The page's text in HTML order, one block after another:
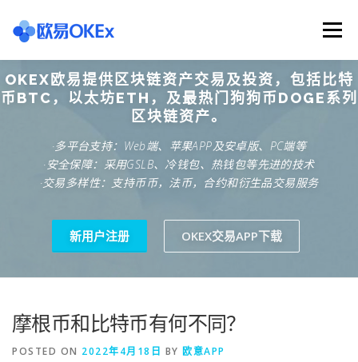
content
Menu
欧意交易所 关于欧意OKX 欧意APP下载
欧意注册网址 欧意交易下载 欧意团队
OKEX欧易提供区块链资产交易及投资，包括比特
币BTC，以太坊ETH，及最热门狗狗币DOGE系列
区块链资产。
·多平台支持：Web端、苹果APP及安卓版、PC端等
·安全保障：采用GSLB、冷钱包、热钱包等先进的技术
·交易多样性：支持币币，法币，合约和衍生品交易服务
新用户注册 OKEX交易APP下载
摩根币和比特币有何不同？
POSTED ON 2022年4月18日 BY 欧意APP